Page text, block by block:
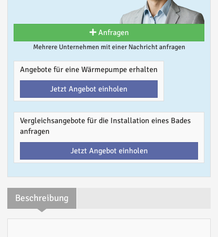
Anfragen
Mehrere Unternehmen mit einer Nachricht anfragen
Angebote für eine Wärmepumpe erhalten
Jetzt Angebot einholen
Vergleichsangebote für die Installation eines Bades
anfragen
Jetzt Angebot einholen
Beschreibung